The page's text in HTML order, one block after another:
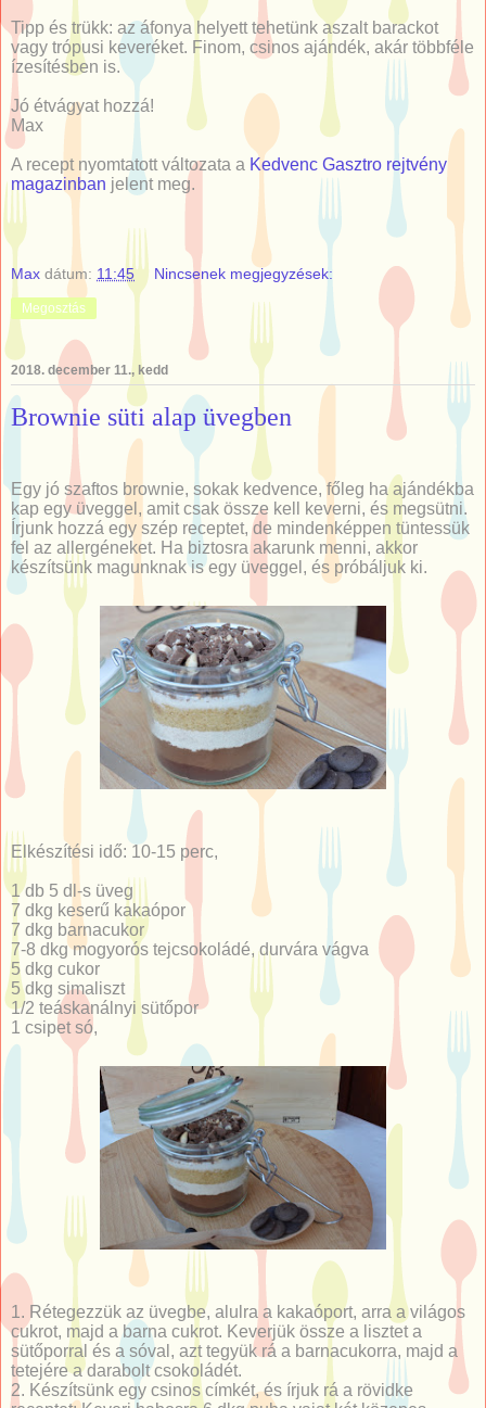
Tipp és trükk: az áfonya helyett tehetünk aszalt barackot
vagy trópusi keveréket. Finom, csinos ajándék, akár többféle
ízesítésben is.
Jó étvágyat hozzá!
Max
A recept nyomtatott változata a Kedvenc Gasztro rejtvény
magazinban jelent meg.
Max dátum: 11:45 Nincsenek megjegyzések:
Megosztás
2018. december 11., kedd
Brownie süti alap üvegben
Egy jó szaftos brownie, sokak kedvence, főleg ha ajándékba
kap egy üveggel, amit csak össze kell keverni, és megsütni.
Írjunk hozzá egy szép receptet, de mindenképpen tüntessük
fel az allergéneket. Ha biztosra akarunk menni, akkor
készítsünk magunknak is egy üveggel, és próbáljuk ki.
Elkészítési idő: 10-15 perc,
1 db 5 dl-s üveg
7 dkg keserű kakaópor
7 dkg barnacukor
7-8 dkg mogyorós tejcsokoládé, durvára vágva
5 dkg cukor
5 dkg simaliszt
1/2 teáskanálnyi sütőpor
1 csipet só,
1. Rétegezzük az üvegbe, alulra a kakaóport, arra a világos
cukrot, majd a barna cukrot. Keverjük össze a lisztet a
sütőporral és a sóval, azt tegyük rá a barnacukorra, majd a
tetejére a darabolt csokoládét.
2. Készítsünk egy csinos címkét, és írjuk rá a rövidke